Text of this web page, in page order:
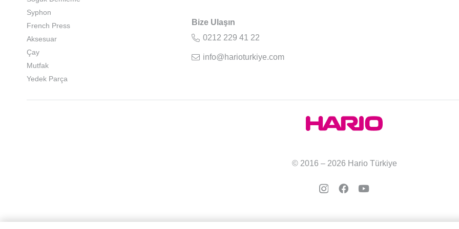
Syphon
French Press
Aksesuar
Çay
Mutfak
Yedek Parça
Bize Ulaşın
0212 229 41 22
info@harioturkiye.com
© 2016 – 2026 Hario Türkiye